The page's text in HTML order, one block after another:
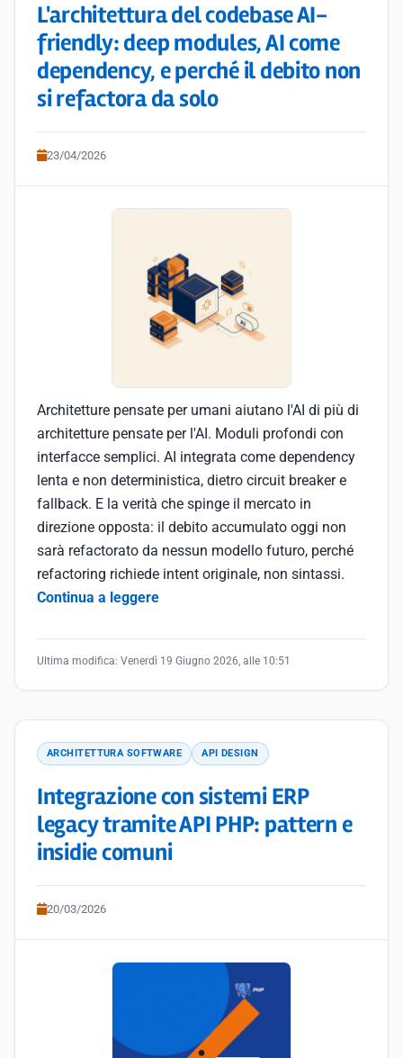
L'architettura del codebase AI-
friendly: deep modules, AI come
dependency, e perché il debito non
si refactora da solo
23/04/2026
Architetture pensate per umani aiutano l'AI di più di
architetture pensate per l'AI. Moduli profondi con
interfacce semplici. AI integrata come dependency
lenta e non deterministica, dietro circuit breaker e
fallback. E la verità che spinge il mercato in
direzione opposta: il debito accumulato oggi non
sarà refactorato da nessun modello futuro, perché
refactoring richiede intent originale, non sintassi.
Continua a leggere
Ultima modifica: Venerdì 19 Giugno 2026, alle 10:51
ARCHITETTURA SOFTWARE API DESIGN
Integrazione con sistemi ERP
legacy tramite API PHP: pattern e
insidie comuni
20/03/2026